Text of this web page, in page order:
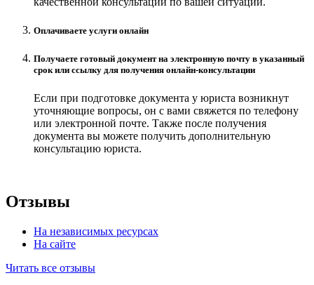
Оплачиваете услуги онлайн
Получаете готовый документ на электронную почту в указанный
срок или ссылку для получения онлайн-консультации
Если при подготовке документа у юриста возникнут
уточняющие вопросы, он с вами свяжется по телефону
или электронной почте. Также после получения
документа вы можете получить дополнительную
консультацию юриста.
Отзывы
На независимых ресурсах
На сайте
Читать все отзывы